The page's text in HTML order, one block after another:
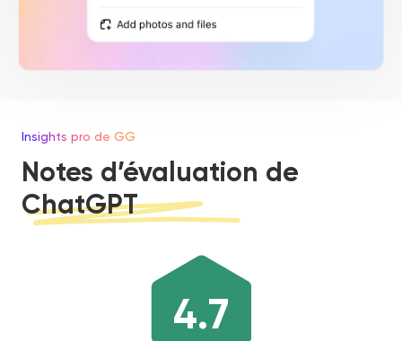
Insights pro de GG
Notes d’évaluation de
ChatGPT
4.7